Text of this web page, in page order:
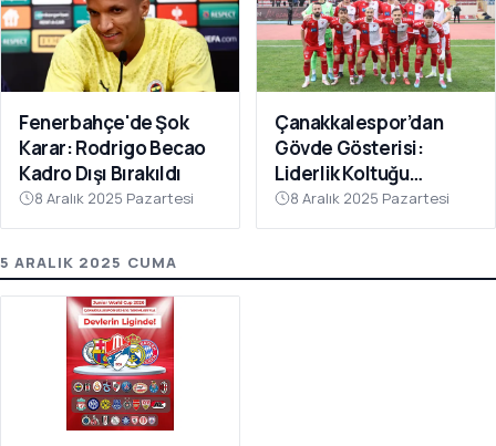
Fenerbahçe'de Şok
Karar: Rodrigo Becao
Kadro Dışı Bırakıldı
8 Aralık 2025 Pazartesi
Çanakkalespor’dan
Gövde Gösterisi:
Liderlik Koltuğu
Bırakılmıyor!
8 Aralık 2025 Pazartesi
5 ARALIK 2025 CUMA